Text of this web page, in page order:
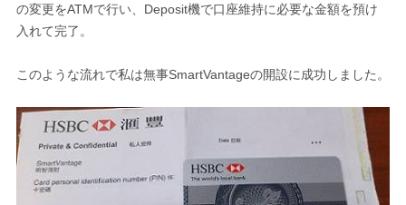
の変更をATMで行い、Deposit機で口座維持に必要な金額を預け
入れて完了。
このような流れで私は無事SmartVantageの開設に成功しました。